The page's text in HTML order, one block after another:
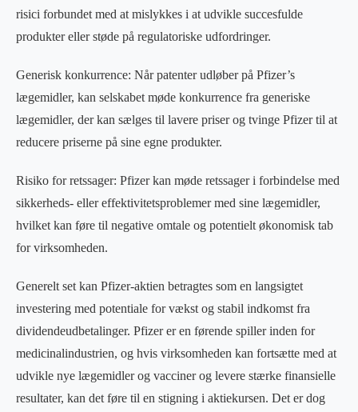
risici forbundet med at mislykkes i at udvikle succesfulde
produkter eller støde på regulatoriske udfordringer.
Generisk konkurrence: Når patenter udløber på Pfizer’s
lægemidler, kan selskabet møde konkurrence fra generiske
lægemidler, der kan sælges til lavere priser og tvinge Pfizer til at
reducere priserne på sine egne produkter.
Risiko for retssager: Pfizer kan møde retssager i forbindelse med
sikkerheds- eller effektivitetsproblemer med sine lægemidler,
hvilket kan føre til negative omtale og potentielt økonomisk tab
for virksomheden.
Generelt set kan Pfizer-aktien betragtes som en langsigtet
investering med potentiale for vækst og stabil indkomst fra
dividendeudbetalinger. Pfizer er en førende spiller inden for
medicinalindustrien, og hvis virksomheden kan fortsætte med at
udvikle nye lægemidler og vacciner og levere stærke finansielle
resultater, kan det føre til en stigning i aktiekursen. Det er dog